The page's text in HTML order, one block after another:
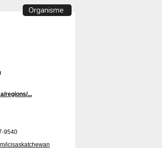
Organisme
regions/...
9540
icisaskatchewan